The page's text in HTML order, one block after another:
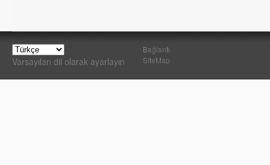
Varsayılan dil olarak ayarlayın
Bağlantı
SiteMap